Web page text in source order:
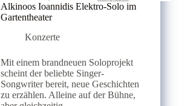
Alkinoos Ioannidis Elektro-Solo im
Gartentheater
Konzerte
Mit einem brandneuen Soloprojekt
scheint der beliebte Singer-
Songwriter bereit, neue Geschichten
zu erzählen. Alleine auf der Bühne,